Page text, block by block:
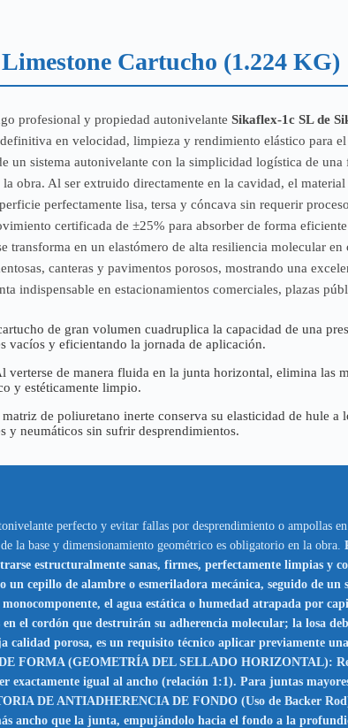
Cartucho (1.224 KG)
profesional y propiedad autonivelante Sikaflex-1c SL de
en velocidad, limpieza y rendimiento elástico para
un sistema autonivelante con la simplicidad logística de
obra. Al ser extruido directamente en la cavidad, el
perfectamente lisa, tersa y cóncava sin requerir
certificada de ±25% para absorber de forma
en un elastómero de alta resiliencia molecular
canteras y pavimentos porosos, mostrando una
indispensable en estacionamientos comerciales, plazas
de gran volumen cuadruplica la capacidad de una
vacíos y eficientando la jornada de aplicación.
verterse de manera fluida en la junta horizontal, elimina las
y estéticamente limpio.
matriz de poliuretano inerte conserva su elasticidad de hule
y neumáticos sin sufrir desprendimientos.
perfecto y evitar fallas por desprendimiento o ampollas
la base y dimensionamiento geométrico es obligatorio en la obra.
estructuralmente sanas, firmes, perfectamente limpias y
un cepillo de alambre o esmeriladora mecánica, seguido de
el agua estática o humedad atrapada por
el cordón que destruirán su adherencia molecular; la losa
calidad porosa, es un requisito técnico aplicar previamente
FORMA (GEOMETRÍA DEL SELLADO HORIZONTAL):
exactamente igual al ancho (relación 1:1). Para juntas
DE ANTIADHERENCIA DE FONDO (Uso de Backer
ancho que la junta, empujándolo hacia el fondo a la